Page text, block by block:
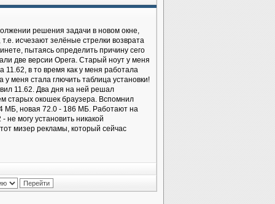
решения задачи в новом окне,
исчезают зелёные стрелки возврата
пытаясь определить причину сего
две версии Opera. Старый ноут у меня
11.62, в то время как у меня работала
меня стала глючить таблица установки!
11.62. Два дня на ней решал
старых окошек браузера. Вспомнил
МБ, новая 72.0 - 186 МБ. Работают на
не могу установить никакой
мизер рекламы, который сейчас